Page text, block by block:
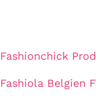
Fashionchick
Fashiola Belgien